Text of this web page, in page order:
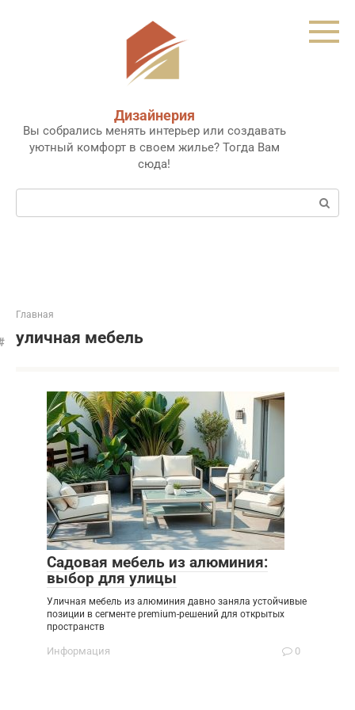
Дизайнерия
Вы собрались менять интерьер или создавать
уютный комфорт в своем жилье? Тогда Вам
сюда!
Поиск:
Главная
уличная мебель
Садовая мебель из алюминия:
выбор для улицы
Уличная мебель из алюминия давно заняла устойчивые
позиции в сегменте premium-решений для открытых
пространств
Информация 0